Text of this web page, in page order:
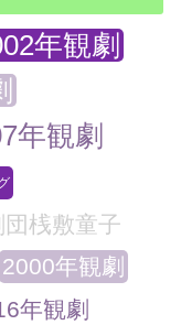
年観劇
年観劇
団桟敷童子
2000年観劇
年観劇